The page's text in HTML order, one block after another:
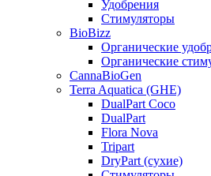
Удобрения
Стимуляторы
BioBizz
Органические
Органические
CannaBioGen
Terra Aquatica (GHE)
DualPart Coco
DualPart
Flora Nova
Tripart
DryPart (сухие)